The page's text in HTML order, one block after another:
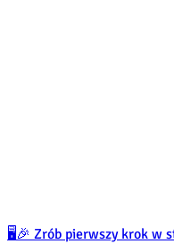
🖥️🎉 Zrób pierwszy krok w